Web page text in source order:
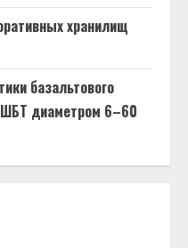
хранилищ
базальтового
ШБТ диаметром 6–60